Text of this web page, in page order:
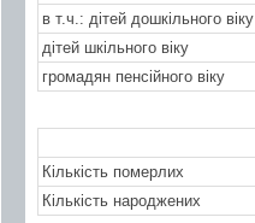
в т.ч.: дітей дошкільного віку
дітей шкільного віку
громадян пенсійного віку
Кількість померлих
Кількість народжених